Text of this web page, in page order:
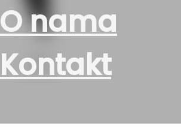
O nama
Kontakt